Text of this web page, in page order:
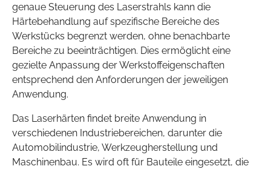
genaue Steuerung des Laserstrahls kann die
Härtebehandlung auf spezifische Bereiche des
Werkstücks begrenzt werden, ohne benachbarte
Bereiche zu beeinträchtigen. Dies ermöglicht eine
gezielte Anpassung der Werkstoffeigenschaften
entsprechend den Anforderungen der jeweiligen
Anwendung.
Das Laserhärten findet breite Anwendung in
verschiedenen Industriebereichen, darunter die
Automobilindustrie, Werkzeugherstellung und
Maschinenbau. Es wird oft für Bauteile eingesetzt, die